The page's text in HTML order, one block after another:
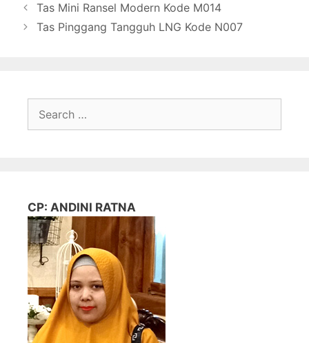
Tas Mini Ransel Modern Kode M014
Tas Pinggang Tangguh LNG Kode N007
CP: ANDINI RATNA